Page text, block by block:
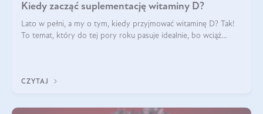
Kiedy zacząć suplementację witaminy D?
Lato w pełni, a my o tym, kiedy przyjmować witaminę D? Tak!
To temat, który do tej pory roku pasuje idealnie, bo wciąż
CZYTAJ